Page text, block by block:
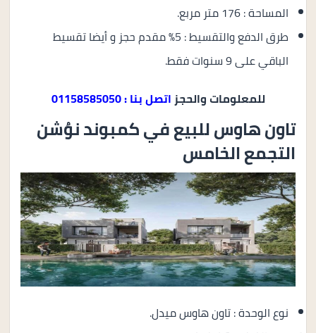
المساحة : 176 متر مربع.
طرق الدفع والتقسيط : 5% مقدم حجز و أيضا تقسيط
الباقي على 9 سنوات فقط.
للمعلومات والحجز اتصل بنا : 01158585050
تاون هاوس للبيع في كمبوند نوُشن
التجمع الخامس
نوع الوحدة : تاون هاوس ميدل.